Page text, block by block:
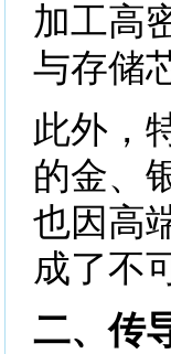
加工高
与存储
此外，
的金、
也因高
成了不
二、传